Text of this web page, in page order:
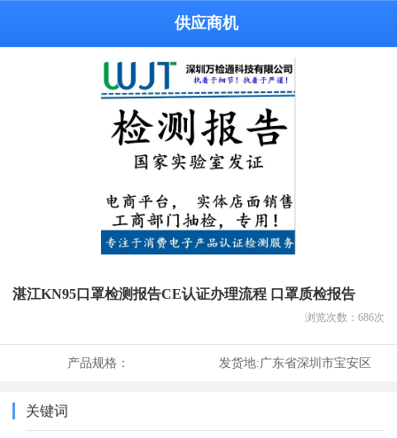
供应商机
湛江KN95口罩检测报告CE认证办理流程 口罩质检报告
浏览次数： 686次
产品规格： 发货地:广东省深圳市宝安区
关键词